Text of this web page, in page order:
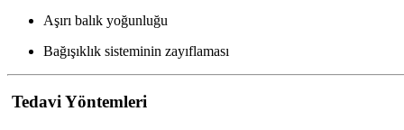
Aşırı balık yoğunluğu
Bağışıklık sisteminin zayıflaması
Tedavi Yöntemleri